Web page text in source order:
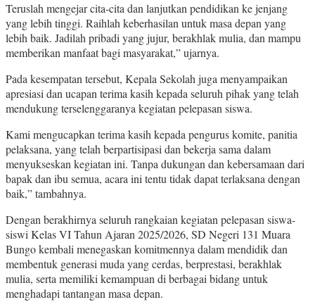
Teruslah mengejar cita-cita dan lanjutkan pendidikan ke jenjang
yang lebih tinggi. Raihlah keberhasilan untuk masa depan yang
lebih baik. Jadilah pribadi yang jujur, berakhlak mulia, dan mampu
memberikan manfaat bagi masyarakat,” ujarnya.
Pada kesempatan tersebut, Kepala Sekolah juga menyampaikan
apresiasi dan ucapan terima kasih kepada seluruh pihak yang telah
mendukung terselenggaranya kegiatan pelepasan siswa.
Kami mengucapkan terima kasih kepada pengurus komite, panitia
pelaksana, yang telah berpartisipasi dan bekerja sama dalam
menyukseskan kegiatan ini. Tanpa dukungan dan kebersamaan dari
bapak dan ibu semua, acara ini tentu tidak dapat terlaksana dengan
baik,” tambahnya.
Dengan berakhirnya seluruh rangkaian kegiatan pelepasan siswa-
siswi Kelas VI Tahun Ajaran 2025/2026, SD Negeri 131 Muara
Bungo kembali menegaskan komitmennya dalam mendidik dan
membentuk generasi muda yang cerdas, berprestasi, berakhlak
mulia, serta memiliki kemampuan di berbagai bidang untuk
menghadapi tantangan masa depan.